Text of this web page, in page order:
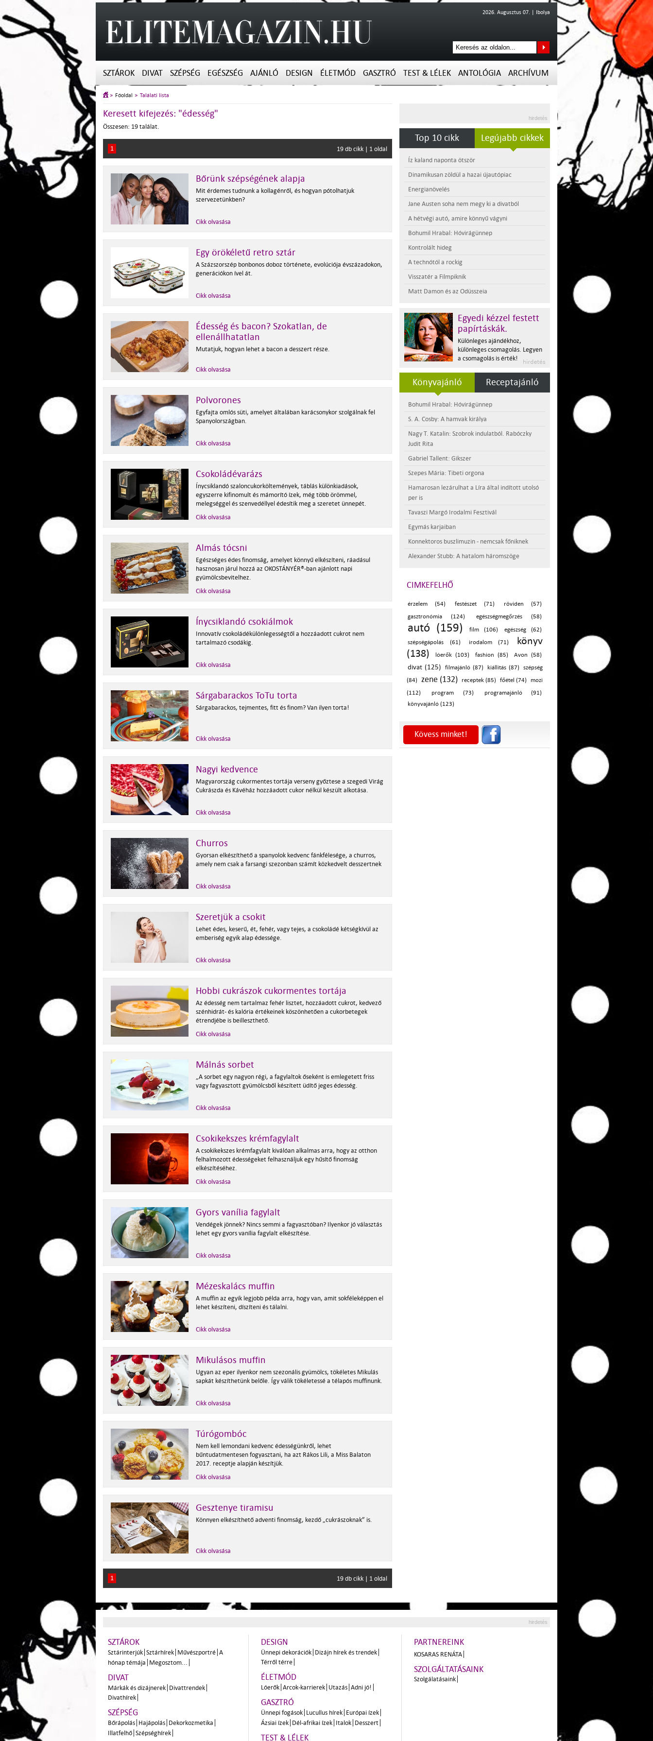
2026. Augusztus 07. | Ibolya
SZTÁROK DIVAT SZÉPSÉG EGÉSZSÉG AJÁNLÓ DESIGN ÉLETMÓD GASZTRÓ TEST & LÉLEK ANTOLÓGIA ARCHÍVUM
Főoldal Találati lista
Keresett kifejezés: "édesség"
Összesen: 19 találat.
1 19 db cikk | 1 oldal
Bőrünk szépségének alapja
Mit érdemes tudnunk a kollagénről, és hogyan pótolhatjuk
szervezetünkben?
Cikk olvasása
Egy örökéletű retro sztár
A Százszorszép bonbonos doboz története, evolúciója évszázadokon,
generációkon ível át.
Cikk olvasása
Édesség és bacon? Szokatlan, de
ellenállhatatlan
Mutatjuk, hogyan lehet a bacon a desszert része.
Cikk olvasása
Polvorones
Egyfajta omlós süti, amelyet általában karácsonykor szolgálnak fel
Spanyolországban.
Cikk olvasása
Csokoládévarázs
Ínycsiklandó szaloncukorköltemények, táblás különkiadások,
egyszerre kifinomult és mámorító ízek, még több örömmel,
melegséggel és szenvedéllyel édesítik meg a szeretet ünnepét.
Cikk olvasása
Almás tócsni
Egészséges édes finomság, amelyet könnyű elkészíteni, ráadásul
hasznosan járul hozzá az OKOSTÁNYÉR®-ban ajánlott napi
gyümölcsbevitelhez.
Cikk olvasása
Ínycsiklandó csokiálmok
Innovatív csokoládékülönlegességtől a hozzáadott cukrot nem
tartalmazó csodákig.
Cikk olvasása
Sárgabarackos ToTu torta
Sárgabarackos, tejmentes, fitt és finom? Van ilyen torta!
Cikk olvasása
Nagyi kedvence
Magyarország cukormentes tortája verseny győztese a szegedi Virág
Cukrászda és Kávéház hozzáadott cukor nélkül készült alkotása.
Cikk olvasása
Churros
Gyorsan elkészíthető a spanyolok kedvenc fánkfélesége, a churros,
amely nem csak a farsangi szezonban számít közkedvelt desszertnek
Cikk olvasása
Szeretjük a csokit
Lehet édes, keserű, ét, fehér, vagy tejes, a csokoládé kétségkívül az
emberiség egyik alap édessége.
Cikk olvasása
Hobbi cukrászok cukormentes tortája
Az édesség nem tartalmaz fehér lisztet, hozzáadott cukrot, kedvező
szénhidrát- és kalória értékeinek köszönhetően a cukorbetegek
étrendjébe is beilleszthető.
Cikk olvasása
Málnás sorbet
„A sorbet egy nagyon régi, a fagylaltok őseként is emlegetett friss
vagy fagyasztott gyümölcsből készített üdítő jeges édesség.
Cikk olvasása
Csokikekszes krémfagylalt
A csokikekszes krémfagylalt kiválóan alkalmas arra, hogy az otthon
felhalmozott édességeket felhasználjuk egy hűsítő finomság
elkészítéséhez.
Cikk olvasása
Gyors vanília fagylalt
Vendégek jönnek? Nincs semmi a fagyasztóban? Ilyenkor jó választás
lehet egy gyors vanília fagylalt elkészítése.
Cikk olvasása
Mézeskalács muffin
A muffin az egyik legjobb példa arra, hogy van, amit sokféleképpen el
lehet készíteni, díszíteni és tálalni.
Cikk olvasása
Mikulásos muffin
Ugyan az eper ilyenkor nem szezonális gyümölcs, tökéletes Mikulás
sapkát készíthetünk belőle. Így válik tökéletessé a télapós muffinunk.
Cikk olvasása
Túrógombóc
Nem kell lemondani kedvenc édességünkről, lehet
bűntudatmentesen fogyasztani, ha azt Rákos Lili, a Miss Balaton
2017. receptje alapján készítjük.
Cikk olvasása
Gesztenye tiramisu
Könnyen elkészíthető adventi finomság, kezdő „cukrászoknak” is.
Cikk olvasása
1 19 db cikk | 1 oldal
hirdetés
Top 10 cikk Legújabb cikkek
Íz kaland naponta ötször
Dinamikusan zöldül a hazai újautópiac
Energianövelés
Jane Austen soha nem megy ki a divatból
A hétvégi autó, amire könnyű vágyni
Bohumil Hrabal: Hóvirágünnep
Kontrolált hideg
A technótól a rockig
Visszatér a Filmpiknik
Matt Damon és az Odüsszeia
Egyedi kézzel festett
papírtáskák.
Különleges ajándékhoz,
különleges csomagolás. Legyen
a csomagolás is érték!
Könyvajánló Receptajánló
Bohumil Hrabal: Hóvirágünnep
S. A. Cosby: A hamvak királya
Nagy T. Katalin: Szobrok indulatból. Rabóczky
Judit Rita
Gabriel Tallent: Gikszer
Szepes Mária: Tibeti orgona
Hamarosan lezárulhat a Líra által indított utolsó
per is
Tavaszi Margó Irodalmi Fesztivál
Egymás karjaiban
Konnektoros buszlimuzin - nemcsak főniknek
Alexander Stubb: A hatalom háromszöge
CIMKEFELHŐ
érzelem (54) festészet (71)
röviden (57)
gasztronómia (124)
egészségmegőrzés (58)
autó (159) film (106)
egészség (62)
szépségápolás (61)
irodalom (71)
könyv
(138)
lóerők (103) fashion (85) Avon (58)
divat (125) filmajánló (87) kiállítás (87)
szépség
(84)
zene (132) receptek (85) főétel (74)
mozi
(112)
program (73)
programajánló (91)
könyvajánló (123)
Kövess minket!
hirdetés
SZTÁROK
Sztárinterjúk Sztárhírek Művészportré A
hónap témája Megosztom...
DIVAT
Márkák és dizájnerek Divattrendek
Divathírek
SZÉPSÉG
Bőrápolás Hajápolás Dekorkozmetika
Illatfelhő Szépséghírek
DESIGN
Ünnepi dekorációk Dizájn hírek és trendek
Térről térre
ÉLETMÓD
Lóerők Arcok-karrierek Utazás Adni jó!
GASZTRÓ
Ünnepi fogások Lucullus hírek Európai ízek
Ázsiai ízek Dél-afrikai ízek Italok Desszert
TEST & LÉLEK
PARTNEREINK
KOSARAS RENÁTA
SZOLGÁLTATÁSAINK
Szolgálatásaink